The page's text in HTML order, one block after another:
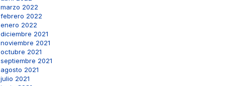
marzo 2022
febrero 2022
enero 2022
diciembre 2021
noviembre 2021
octubre 2021
septiembre 2021
agosto 2021
julio 2021